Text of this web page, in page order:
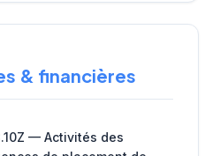
& financières
— Activités des